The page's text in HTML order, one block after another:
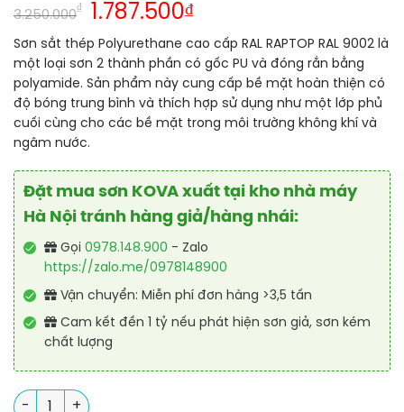
3.250.000
₫
Giá
gốc
là:
3.250.000₫.
1.787.500₫Giá
hiện
tại
là:
1.787.500₫.
Sơn sắt thép Polyurethane cao cấp RAL RAPTOP RAL 9002 là
một loại sơn 2 thành phần có gốc PU và đóng rắn bằng
polyamide. Sản phẩm này cung cấp bề mặt hoàn thiện có
độ bóng trung bình và thích hợp sử dụng như một lớp phủ
cuối cùng cho các bề mặt trong môi trường không khí và
ngâm nước.
Đặt mua sơn KOVA xuất tại kho nhà máy
Hà Nội tránh hàng giả/hàng nhái:
Gọi 0978.148.900 - Zalo
https://zalo.me/0978148900
Vận chuyển: Miễn phí đơn hàng >3,5 tấn
Cam kết đền 1 tỷ nếu phát hiện sơn giả, sơn kém
chất lượng
Sơn sắt thép Polyurethane cao cấp RAL RAPTOP RAL 9002 số